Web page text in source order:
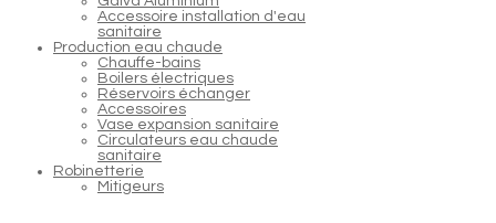
Accessoire installation d'eau
sanitaire
Production eau chaude
Chauffe-bains
Boilers électriques
Réservoirs échanger
Accessoires
Vase expansion sanitaire
Circulateurs eau chaude
sanitaire
Robinetterie
Mitigeurs